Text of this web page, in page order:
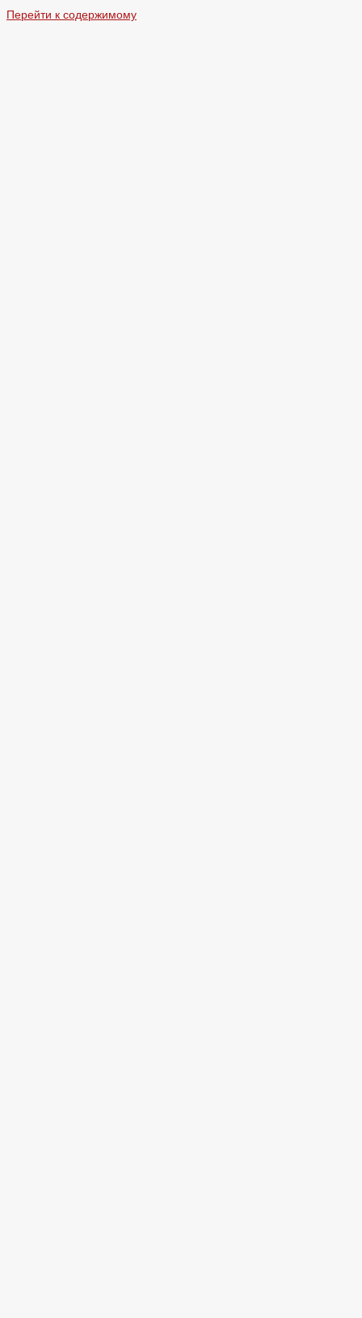
Перейти к содержимому